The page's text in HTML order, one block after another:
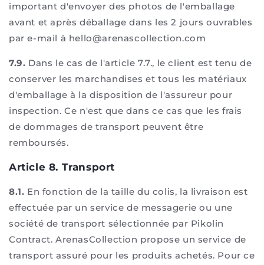
important d'envoyer des photos de l'emballage
avant et après déballage dans les 2 jours ouvrables
par e-mail à hello@arenascollection.com
7.9. Dans le cas de l'article 7.7., le client est tenu de
conserver les marchandises et tous les matériaux
d'emballage à la disposition de l'assureur pour
inspection. Ce n'est que dans ce cas que les frais
de dommages de transport peuvent être
remboursés.
Article 8. Transport
8.1. En fonction de la taille du colis, la livraison est
effectuée par un service de messagerie ou une
société de transport sélectionnée par Pikolin
Contract. ArenasCollection propose un service de
transport assuré pour les produits achetés. Pour ce